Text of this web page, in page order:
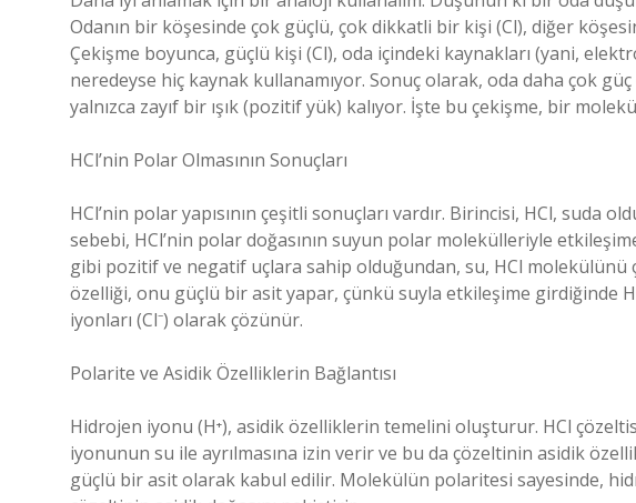
Odanın bir köşesinde çok güçlü, çok dikkatli bir kişi (Cl), diğer
Çekişme boyunca, güçlü kişi (Cl), oda içindeki kaynakları (yani,
neredeyse hiç kaynak kullanamıyor. Sonuç olarak, oda daha çok
yalnızca zayıf bir ışık (pozitif yük) kalıyor. İşte bu çekişme, bir
HCl’nin Polar Olmasının Sonuçları
HCl’nin polar yapısının çeşitli sonuçları vardır. Birincisi, HCl, suda
sebebi, HCl’nin polar doğasının suyun polar molekülleriyle
gibi pozitif ve negatif uçlara sahip olduğundan, su, HCl molekülünü
özelliği, onu güçlü bir asit yapar, çünkü suyla etkileşime girdiğinde
iyonları (Cl⁻) olarak çözünür.
Polarite ve Asidik Özelliklerin Bağlantısı
Hidrojen iyonu (H⁺), asidik özelliklerin temelini oluşturur. HCl
iyonunun su ile ayrılmasına izin verir ve bu da çözeltinin asidik
güçlü bir asit olarak kabul edilir. Molekülün polaritesi sayesinde,